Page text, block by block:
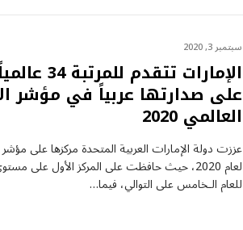
سبتمبر 3, 2020
الإمارات
على صدارتها عربياً في مؤشر
العالمي 2020
عززت دولة الإمارات العربية المتحدة مركزها على مؤشر
لعام 2020، حيث حافظت على المركز الأول على
للعام الـخامس على التوالي، فيما…